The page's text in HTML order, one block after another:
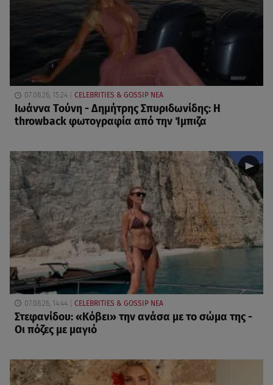
07.08.26, 15:24 CELEBRITIES & GOSSIP ΝΕΑ
Ιωάννα Τούνη - Δημήτρης Σπυριδωνίδης: Η
throwback φωτογραφία από την Ίμπιζα
07.08.26, 14:44 CELEBRITIES & GOSSIP ΝΕΑ
Στεφανίδου: «Κόβει» την ανάσα με το σώμα της -
Οι πόζες με μαγιό